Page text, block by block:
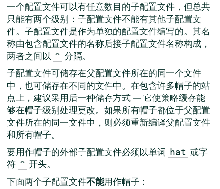
一个配置文件可以有任意数目的子配置文件，但总共
只能有两个级别：子配置文件不能有其他子配置文
件。子配置文件是作为单独的配置文件编写的。其名
称由包含配置文件的名称后接子配置文件名称构成，
两者之间以 ^ 分隔。
子配置文件可储存在父配置文件所在的同一个文件
中，也可储存在不同的文件中。在包含许多帽子的站
点上，建议采用后一种储存方式 — 它使策略缓存能
够在帽子级别处理更改。如果所有帽子都位于父配置
文件所在的同一文件中，则必须重新编译父配置文件
和所有帽子。
要用作帽子的外部子配置文件必须以单词 hat 或字
符 ^ 开头。
下面两个子配置文件不能用作帽子：